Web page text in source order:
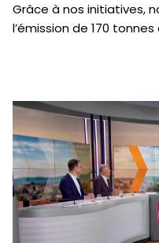
Grâce à nos initiatives,
l’émission de 170